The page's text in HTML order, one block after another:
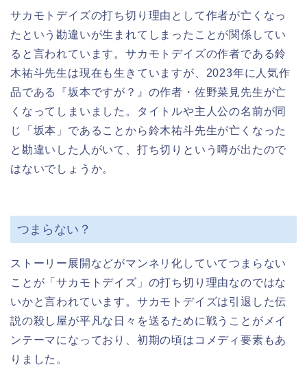
サカモトデイズの打ち切り理由として作者が亡くなっ
たという勘違いが生まれてしまったことが関係してい
ると言われています。サカモトデイズの作者である鈴
木祐斗先生は現在も生きていますが、2023年に人気作
品である『坂本ですが？』の作者・佐野菜見先生が亡
くなってしまいました。タイトルや主人公の名前が同
じ「坂本」であることから鈴木祐斗先生が亡くなった
と勘違いした人がいて、打ち切りという噂が出たので
はないでしょうか。
つまらない？
ストーリー展開などがマンネリ化していてつまらない
ことが「サカモトデイズ」の打ち切り理由なのではな
いかと言われています。サカモトデイズは引退した伝
説の殺し屋が平凡な日々を送るために戦うことがメイ
ンテーマになっており、初期の頃はコメディ要素もあ
りました。